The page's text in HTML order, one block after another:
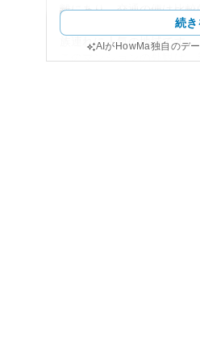
離にあり、交通の便は比
着いた住宅地で、近隣に
族連れに人気の地域です。
続き
AIがHowMa独自のデ